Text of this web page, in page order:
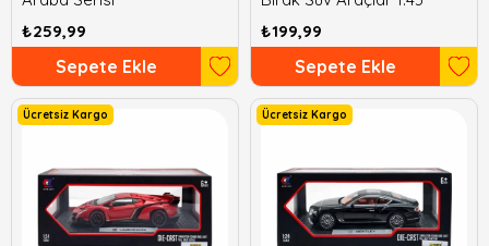
₺259,99
Sepete Ekle
₺199,99
Sepete Ekle
Ücretsiz Kargo Ücretsiz Kargo